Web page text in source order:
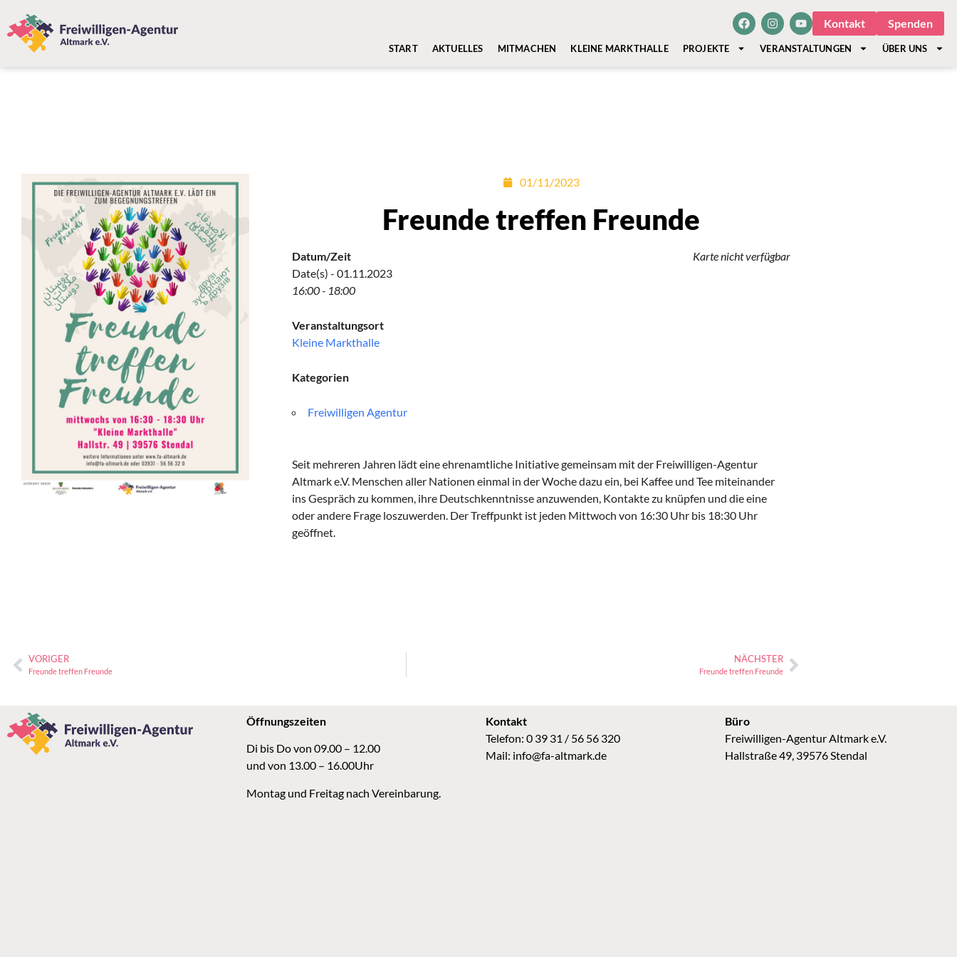
Kontakt Spenden
START AKTUELLES MITMACHEN KLEINE MARKTHALLE PROJEKTE VERANSTALTUNGEN ÜBER UNS
01/11/2023
Freunde treffen Freunde
Karte nicht verfügbar
Datum/Zeit
Date(s) - 01.11.2023
16:00 - 18:00
Veranstaltungsort
Kleine Markthalle
Kategorien
Freiwilligen Agentur
Seit mehreren Jahren lädt eine ehrenamtliche Initiative gemeinsam mit der Freiwilligen-Agentur
Altmark e.V. Menschen aller Nationen einmal in der Woche dazu ein, bei Kaffee und Tee miteinander
ins Gespräch zu kommen, ihre Deutschkenntnisse anzuwenden, Kontakte zu knüpfen und die eine
oder andere Frage loszuwerden. Der Treffpunkt ist jeden Mittwoch von 16:30 Uhr bis 18:30 Uhr
geöffnet.
VORIGER
Freunde treffen Freunde
NÄCHSTER
Freunde treffen Freunde
Öffnungszeiten
Di bis Do von 09.00 – 12.00
und von 13.00 – 16.00Uhr
Montag und Freitag nach Vereinbarung.
Kontakt
Telefon: 0 39 31 / 56 56 320
Mail: info@fa-altmark.de
Büro
Freiwilligen-Agentur Altmark e.V.
Hallstraße 49, 39576 Stendal